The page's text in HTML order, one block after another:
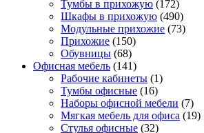
Тумбы в прихожую (172)
Шкафы в прихожую (490)
Модульные прихожие (73)
Прихожие (150)
Обувницы (68)
Офисная мебель (141)
Рабочие кабинеты (1)
Тумбы офисные (16)
Наборы офисной мебели (7)
Мягкая мебель для офиса (19)
Стулья офисные (32)